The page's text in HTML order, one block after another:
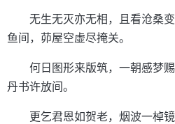
无生无灭亦无相，且看沧桑
鱼间，茆屋空虚尽掩关。
何日图形来版筑，一朝感梦
丹书许放间。
更乞君恩如贺老，烟波一棹